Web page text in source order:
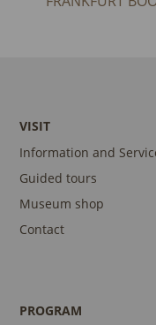
VISIT
Information and
Guided tours
Museum shop
Contact
PROGRAM